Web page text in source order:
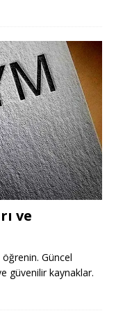
ve
öğrenin. Güncel
güvenilir kaynaklar.